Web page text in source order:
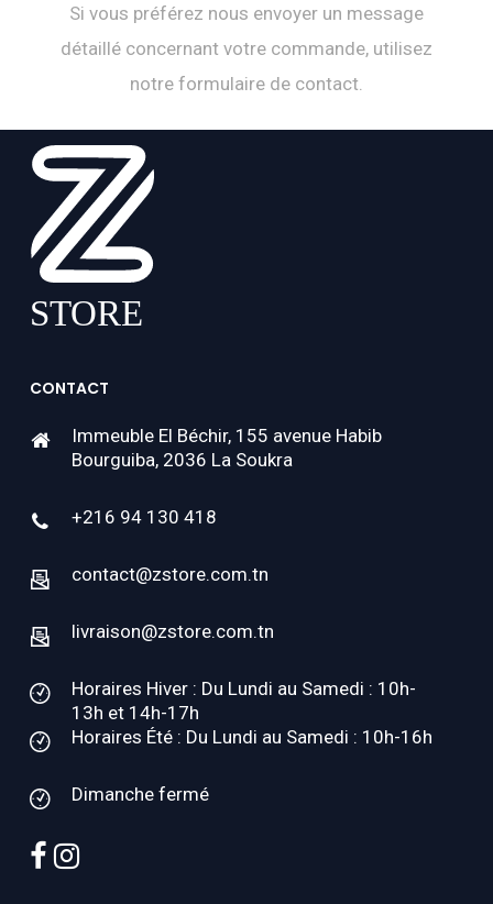
Si vous préférez nous envoyer un message
détaillé concernant votre commande, utilisez
notre formulaire de contact.
CONTACT
Immeuble El Béchir, 155 avenue Habib
Bourguiba, 2036 La Soukra
+216 94 130 418
contact@zstore.com.tn
livraison@zstore.com.tn
Horaires Hiver : Du Lundi au Samedi : 10h-
13h et 14h-17h
Horaires Été : Du Lundi au Samedi : 10h-16h
Dimanche fermé
facebook
instagram